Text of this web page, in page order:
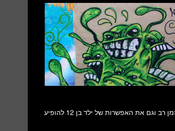
מחקר זה מדגים דרך ייחודית ויצירתית לבצע ניסוי ולפתור בעיה שהטרידה את המדע זמן רב וגם את האפשרות של ילד בן 12 להופיע